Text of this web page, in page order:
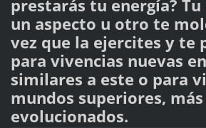
prestarás tu energía? Tu
un aspecto u otro te
vez que la ejercites y te
para vivencias nuevas
similares a este o para
mundos superiores, más
evolucionados.